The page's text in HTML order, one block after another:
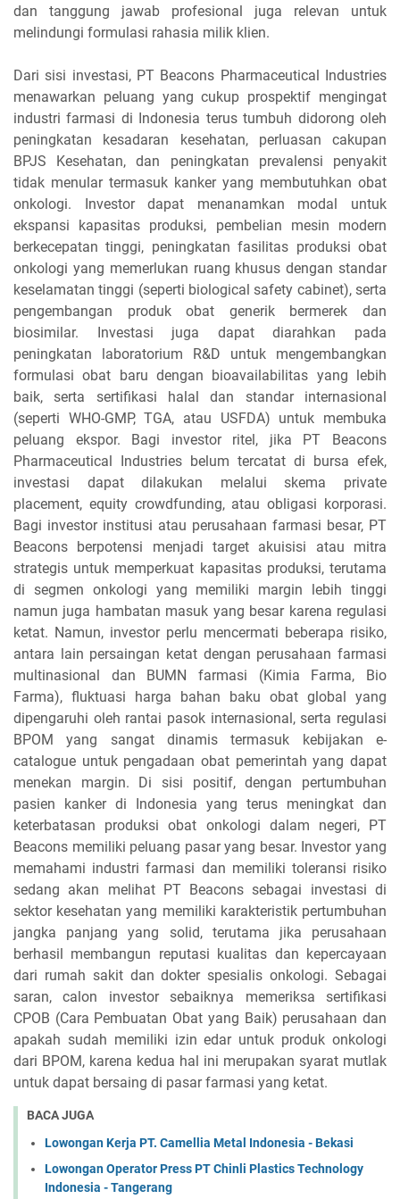
dan tanggung jawab profesional juga relevan untuk
melindungi formulasi rahasia milik klien.
Dari sisi investasi, PT Beacons Pharmaceutical Industries
menawarkan peluang yang cukup prospektif mengingat
industri farmasi di Indonesia terus tumbuh didorong oleh
peningkatan kesadaran kesehatan, perluasan cakupan
BPJS Kesehatan, dan peningkatan prevalensi penyakit
tidak menular termasuk kanker yang membutuhkan obat
onkologi. Investor dapat menanamkan modal untuk
ekspansi kapasitas produksi, pembelian mesin modern
berkecepatan tinggi, peningkatan fasilitas produksi obat
onkologi yang memerlukan ruang khusus dengan standar
keselamatan tinggi (seperti biological safety cabinet), serta
pengembangan produk obat generik bermerek dan
biosimilar. Investasi juga dapat diarahkan pada
peningkatan laboratorium R&D untuk mengembangkan
formulasi obat baru dengan bioavailabilitas yang lebih
baik, serta sertifikasi halal dan standar internasional
(seperti WHO-GMP, TGA, atau USFDA) untuk membuka
peluang ekspor. Bagi investor ritel, jika PT Beacons
Pharmaceutical Industries belum tercatat di bursa efek,
investasi dapat dilakukan melalui skema private
placement, equity crowdfunding, atau obligasi korporasi.
Bagi investor institusi atau perusahaan farmasi besar, PT
Beacons berpotensi menjadi target akuisisi atau mitra
strategis untuk memperkuat kapasitas produksi, terutama
di segmen onkologi yang memiliki margin lebih tinggi
namun juga hambatan masuk yang besar karena regulasi
ketat. Namun, investor perlu mencermati beberapa risiko,
antara lain persaingan ketat dengan perusahaan farmasi
multinasional dan BUMN farmasi (Kimia Farma, Bio
Farma), fluktuasi harga bahan baku obat global yang
dipengaruhi oleh rantai pasok internasional, serta regulasi
BPOM yang sangat dinamis termasuk kebijakan e-
catalogue untuk pengadaan obat pemerintah yang dapat
menekan margin. Di sisi positif, dengan pertumbuhan
pasien kanker di Indonesia yang terus meningkat dan
keterbatasan produksi obat onkologi dalam negeri, PT
Beacons memiliki peluang pasar yang besar. Investor yang
memahami industri farmasi dan memiliki toleransi risiko
sedang akan melihat PT Beacons sebagai investasi di
sektor kesehatan yang memiliki karakteristik pertumbuhan
jangka panjang yang solid, terutama jika perusahaan
berhasil membangun reputasi kualitas dan kepercayaan
dari rumah sakit dan dokter spesialis onkologi. Sebagai
saran, calon investor sebaiknya memeriksa sertifikasi
CPOB (Cara Pembuatan Obat yang Baik) perusahaan dan
apakah sudah memiliki izin edar untuk produk onkologi
dari BPOM, karena kedua hal ini merupakan syarat mutlak
untuk dapat bersaing di pasar farmasi yang ketat.
BACA JUGA
Lowongan Kerja PT. Camellia Metal Indonesia - Bekasi
Lowongan Operator Press PT Chinli Plastics Technology
Indonesia - Tangerang